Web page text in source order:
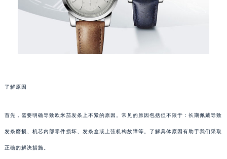
了解原因
首先，需要明确导致欧米茄发条上不紧的原因。常见的原因包括但不限于：长期佩戴导致
发条磨损、机芯内部零件损坏、发条盒或上弦机构故障等。了解具体原因有助于我们采取
正确的解决措施。